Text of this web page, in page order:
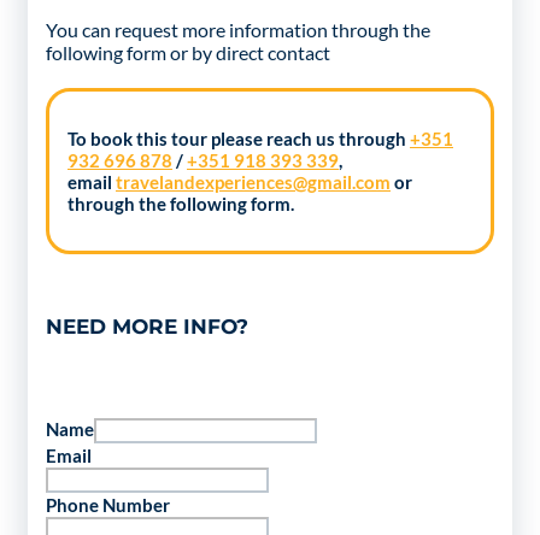
You can request more information through the
following formor by direct contact
To book this tour please reach us through +351
932 696 878 /+351 918 393 339,
email travelandexperiences@gmail.com or
through the following form.
NEED MORE INFO?
Name
Email
Phone Number